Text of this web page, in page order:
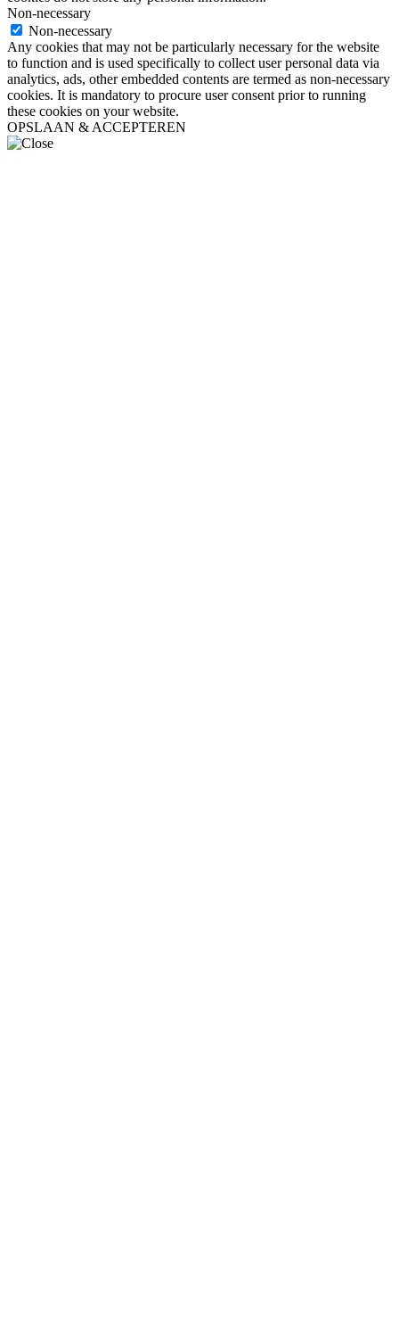
Non-necessary
Non-necessary
Any cookies that may not be particularly necessary for the website
to function and is used specifically to collect user personal data via
analytics, ads, other embedded contents are termed as non-necessary
cookies. It is mandatory to procure user consent prior to running
these cookies on your website.
OPSLAAN & ACCEPTEREN